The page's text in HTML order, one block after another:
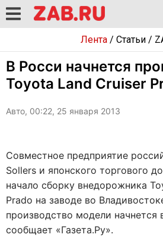
Лента/ Статьи/
В Росси начнется
Toyota Land Cruiser
Авто, 00:22, 25 января 2013
Совместное предприятие
Sollers и японского торгового
начало сборку внедорожника
Prado на заводе во
производство модели начнется
сообщает «Газета.Ру».